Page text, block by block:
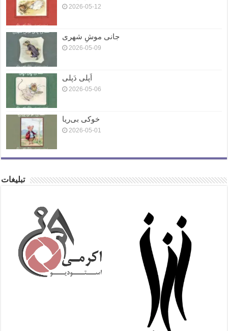
2026-05-12
جانی موشِ شهری
2026-05-09
اَپلی دَپلی
2026-05-06
خوکی بی‌ریا
2026-05-01
تبلیغات